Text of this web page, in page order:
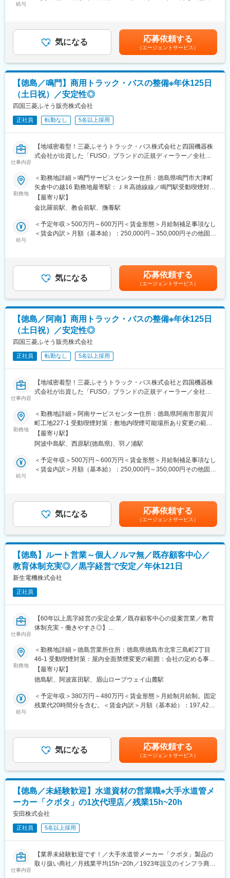
輩社員に聞ける環境です。また整備士や検査員、牽引免許などの
業務で必要な資格は全額会社負担で取得頂けます。
トラック・バス」の特約販売店として、香川県・徳島県・愛媛
県・高知県の三菱ふそうトラック（1.5トン～大型トラック）、バ
ス（大・中・小）を取り扱っている部門です。「FUSO」ブラン
ドは昔からお客様より厚い信頼を得ており、性能的にも優れてい
ると高いご評価を頂いています。
■当社の魅力：
・全ての部門（整備、営業等）が連携しながら、丁寧なアフター
フォローに力を入れております。修理、故障を未然に防ぐ定期的
な点検案内をきめ細やかに行っていることから、多くのお客様よ
て取引先からの厚い信頼に加えて、各地域に支店、営業所を展開
しているため、抜群の安定基盤を誇ります。
■社風：
制が築かれております。また、社内研修、社内イベントなどにお
いて、各部署、各支店の社員と交流できるチャンスが多々用意さ
変更の範囲：会社の定める業務
給与
円）の過去実績あり■賞与：年2回※過去実績4ヶ月分賃金はあくま
でも目安の金額であり、選考を通じて上下する可能性がありま
す。月給(月額)は固定手当を含めた表記です。
気になる 応募依頼する
（エージェントサービス）
【徳島／鳴門】商用トラック・バスの整備※年休125日
（土日祝）／安定性◎
四国三菱ふそう販売株式会社
正社員 転勤なし 5名以上採用
仕事内容
【地域密着型！三菱ふそうトラック・バス株式会社と四国機器株
式会社が出資した「FUSO」ブランドの正規ディーラー／全社平
／転勤なし】
■業務概要：
大型のトラック、商用車の整備を担当いただきます。
※車検がメインとなり、基本的には工場勤務です。外に行くことは
ほとんどありません。
輩社員に聞ける環境です。また整備士や検査員、牽引免許などの
業務で必要な資格は全額会社負担で取得頂けます。
トラック・バス」の特約販売店として、香川県・徳島県・愛媛
県・高知県の三菱ふそうトラック（1.5トン～大型トラック）、バ
ス（大・中・小）を取り扱っている部門です。「FUSO」ブラン
ドは昔からお客様より厚い信頼を得ており、性能的にも優れてい
ると高いご評価を頂いています。
■当社の魅力：
・全ての部門（整備、営業等）が連携しながら、丁寧なアフター
フォローに力を入れております。修理、故障を未然に防ぐ定期的
な点検案内をきめ細やかに行っていることから、多くのお客様よ
て取引先からの厚い信頼に加えて、各地域に支店、営業所を展開
しているため、抜群の安定基盤を誇ります。
■社風：
制が築かれております。また、社内研修、社内イベントなどにお
いて、各部署、各支店の社員と交流できるチャンスが多々用意さ
変更の範囲：会社の定める業務
勤務地
＜勤務地詳細＞鳴門サービスセンター住所：徳島県鳴門市大津町
矢倉中の越16 勤務地最寄駅：ＪＲ高徳線線／鳴門駅受動喫煙対
策：敷地内喫煙可能場所あり変更の範囲：無
【最寄り駅】
金比羅前駅、教会前駅、撫養駅
給与
＜予定年収＞500万円～600万円＜賃金形態＞月給制補足事項なし
＜賃金内訳＞月額（基本給）：250,000円～350,000円その他固定
円）の過去実績あり■賞与：年2回※過去実績4ヶ月分賃金はあくま
でも目安の金額であり、選考を通じて上下する可能性がありま
す。月給(月額)は固定手当を含めた表記です。
気になる 応募依頼する
（エージェントサービス）
【徳島／阿南】商用トラック・バスの整備※年休125日
（土日祝）／安定性◎
四国三菱ふそう販売株式会社
正社員 転勤なし 5名以上採用
仕事内容
【地域密着型！三菱ふそうトラック・バス株式会社と四国機器株
式会社が出資した「FUSO」ブランドの正規ディーラー／全社平
／転勤なし】
■業務概要：
大型のトラック、商用車の整備を担当いただきます。
※車検がメインとなり、基本的には工場勤務です。外に行くことは
ほとんどありません。
輩社員に聞ける環境です。また整備士や検査員、牽引免許などの
業務で必要な資格は全額会社負担で取得頂けます。
トラック・バス」の特約販売店として、香川県・徳島県・愛媛
県・高知県の三菱ふそうトラック（1.5トン～大型トラック）、バ
ス（大・中・小）を取り扱っている部門です。「FUSO」ブラン
ドは昔からお客様より厚い信頼を得ており、性能的にも優れてい
ると高いご評価を頂いています。
■当社の魅力：
・全ての部門（整備、営業等）が連携しながら、丁寧なアフター
フォローに力を入れております。修理、故障を未然に防ぐ定期的
な点検案内をきめ細やかに行っていることから、多くのお客様よ
て取引先からの厚い信頼に加えて、各地域に支店、営業所を展開
しているため、抜群の安定基盤を誇ります。
■社風：
制が築かれております。また、社内研修、社内イベントなどにお
いて、各部署、各支店の社員と交流できるチャンスが多々用意さ
変更の範囲：会社の定める業務
勤務地
＜勤務地詳細＞阿南サービスセンター住所：徳島県阿南市那賀川
町工地227-1 受動喫煙対策：敷地内喫煙可能場所あり変更の範
囲：無
【最寄り駅】
阿波中島駅、西原駅(徳島県)、羽ノ浦駅
給与
＜予定年収＞500万円～600万円＜賃金形態＞月給制補足事項なし
＜賃金内訳＞月額（基本給）：250,000円～350,000円その他固定
円）の過去実績あり■賞与：年2回※過去実績4ヶ月分賃金はあくま
でも目安の金額であり、選考を通じて上下する可能性がありま
す。月給(月額)は固定手当を含めた表記です。
気になる 応募依頼する
（エージェントサービス）
【徳島】ルート営業～個人ノルマ無／既存顧客中心／
教育体制充実◎／黒字経営で安定／年休121日
新生電機株式会社
正社員
仕事内容
【60年以上黒字経営の安定企業／既存顧客中心の提案営業／教育
体制充実・働きやすさ◎】
当社は医療、工業、農業、食品、教育分野など多様な業界のお客
様へ制御機器や産業用ロボット、電子部品の提案を行う専門商社
です。今回募集する営業職では、主に製造業のお客様に対して機
械制御パーツや産業機器の提案営業を担当いただきます。既存顧
客を中心に、深い信頼関係の構築と課題解決型の営業活動を行っ
ていただきます。
・制御盤部品（ブレーカー、インバーター、スイッチ等）や産業
用ロボットの提案、設備更新・保守（リプレース・部品交換）提
メーカーと連携した情報提供・フィードバック
・お客様からの要望や問い合わせ対応、新商品情報の案内
■扱うサービス
制御機器、産業用ロボット、電子部品など約500社以上のメーカ
ー製品を幅広く取り扱い、お客様のニーズに合わせて最適な提案
を実現します。
■組織構成
全社118名規模の組織で、営業担当は各エリアごとに担当を持
勤務地
＜勤務地詳細＞徳島営業所住所：徳島県徳島市北常三島町2丁目
46-1 受動喫煙対策：屋内全面禁煙変更の範囲：会社の定める事業
所【最寄り駅】
徳島駅、阿波富田駅、眉山ロープウェイ山麓駅
給与
＜予定年収＞380万円～480万円＜賃金形態＞月給制月給制。固定
残業代20時間分を含む。＜賃金内訳＞月額（基本給）：197,422
律手当を含む）＜昇給有無＞有＜残業手当＞有＜給与補足＞モデ
ル年収例：25歳380万円、30歳550万円、35歳660万円。賞与・
諸手当を含む。賞与：年2回（7月・12月）賞与の算定基準は固定
残業代を含む月額給与ベースとします。賃金はあくまでも目安の
金額であり、選考を通じて上下する可能性があります。月給(月額)
は固定手当を含めた表記です。
気になる 応募依頼する
（エージェントサービス）
【徳島／未経験歓迎】水道資材の営業職※大手水道管メ
ーカー「クボタ」の1次代理店／残業15h~20h
安田株式会社
正社員 5名以上採用
仕事内容
【業界未経験歓迎です！／大手水道管メーカー「クボタ」製品の
取り扱い商社／月残業平均15h~20h／1923年設立のインフラ商社